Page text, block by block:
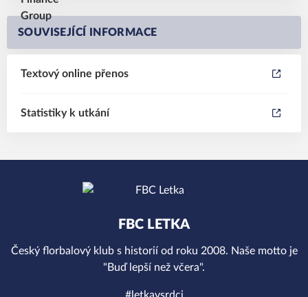
SOUVISEJÍCÍ INFORMACE
Textový online přenos
Statistiky k utkání
FBC LETKA
Český florbalový klub s historií od roku 2008. Naše motto je
"Buď lepší než včera".